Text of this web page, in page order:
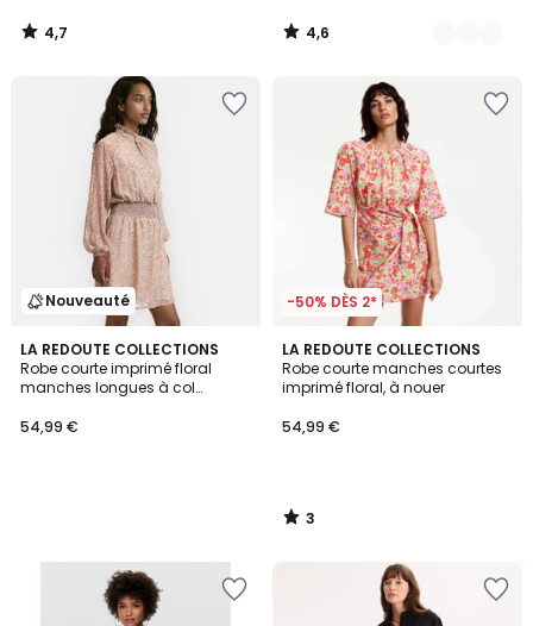
4,7
/
4,6
/
Nouveauté
LA REDOUTE COLLECTIONS
Robe courte imprimé floral
manches longues à col
54,99 €
-50% DÈS 2*
LA REDOUTE COLLECTIONS
Robe courte manches courtes
imprimé floral, à nouer
54,99 €
3
/
5
3
/